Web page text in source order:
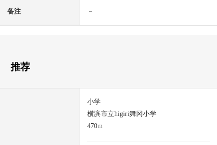
备注 －
推荐
小学
横滨市立higiri舞冈小学
470m